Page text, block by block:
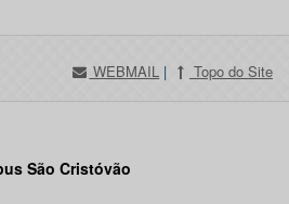
WEBMAIL | Topo do Site
São Cristóvão